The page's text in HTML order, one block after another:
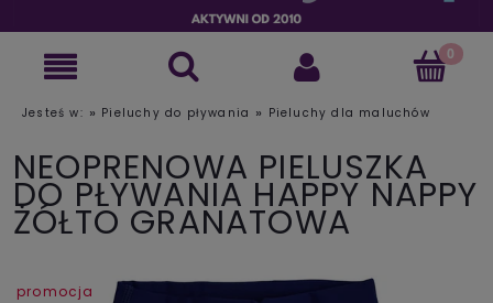
Jesteś w: » Pieluchy do pływania » Pieluchy dla maluchów
NEOPRENOWA PIELUSZKA
DO PŁYWANIA HAPPY NAPPY
ŻÓŁTO GRANATOWA
promocja